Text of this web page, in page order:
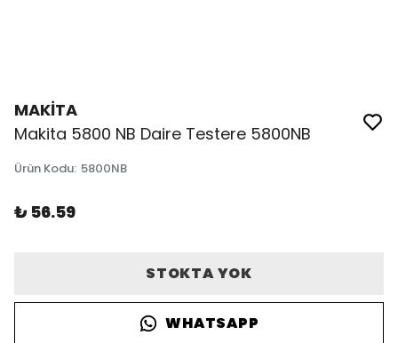
MAKİTA
Makita 5800 NB Daire Testere 5800NB
Ürün Kodu: 5800NB
₺ 56.59
STOKTA YOK
WHATSAPP